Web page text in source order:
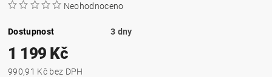
Neohodnoceno
Dostupnost 3 dny
1 199 Kč
990,91 Kč bez DPH